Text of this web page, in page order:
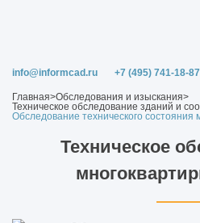
info@informcad.ru +7 (495) 741-18-87
Главная>Обследования и изыскания>
Техническое обследование зданий и
Обследование технического состояния
Техническое